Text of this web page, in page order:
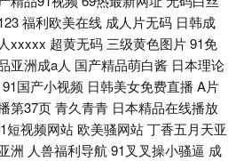
福利欧美在线 成人片无码 日韩成
xxxxx 超黄无码 三级黄色图片91免
亚洲成a人 国产精品萌白酱 日本理论
91国产小视频 日韩美女免费直播 A片
第37页青久青青 日本精品在线播放
短视频网站 欧美骚网站丁香五月天亚
洲 人兽福利导航 91叉叉操小骚逼 成